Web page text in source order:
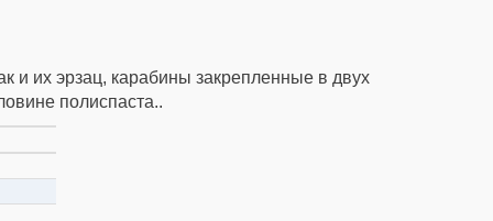
и их эрзац, карабины закрепленные в двух
полиспаста..